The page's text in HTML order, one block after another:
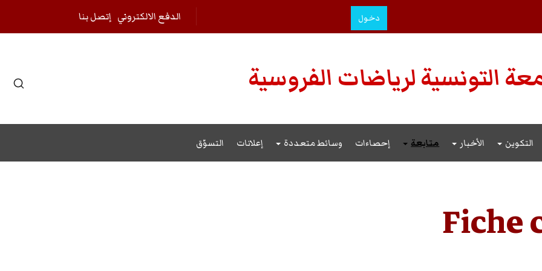
دخول إتصل بنا الدفع الالكتروني
التونسية لرياضات الفروسية
التكوين الأخبار متابعة إحصاءات وسائط متعددة إعلانات التسوّق
Fiche